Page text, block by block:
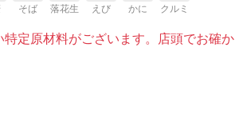
そば 落花生 えび かに クルミ
定原材料がございます。店頭でお確か